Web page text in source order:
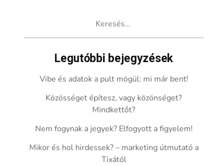
Legutóbbi bejegyzések
Vibe és adatok a pult mögül: mi már bent!
Közösséget építesz, vagy közönséget?
Mindkettőt?
Nem fogynak a jegyek? Elfogyott a figyelem!
Mikor és hol hirdessek? – marketing útmutató a
Tixától